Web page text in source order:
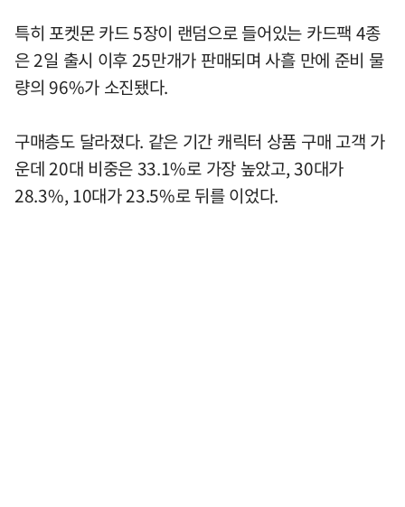
특히 포켓몬 카드 5장이 랜덤으로 들어있는 카드팩 4종
은 2일 출시 이후 25만개가 판매되며 사흘 만에 준비 물
량의 96%가 소진됐다.
구매층도 달라졌다. 같은 기간 캐릭터 상품 구매 고객 가
운데 20대 비중은 33.1%로 가장 높았고, 30대가
28.3%, 10대가 23.5%로 뒤를 이었다.